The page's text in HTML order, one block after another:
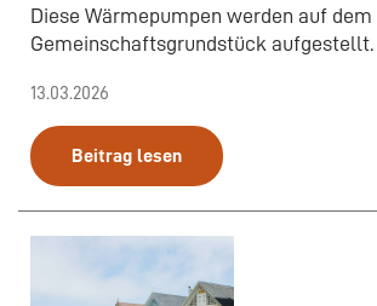
Diese Wärmepumpen werden auf dem
Gemeinschaftsgrundstück aufgestellt.
13.03.2026
Beitrag lesen